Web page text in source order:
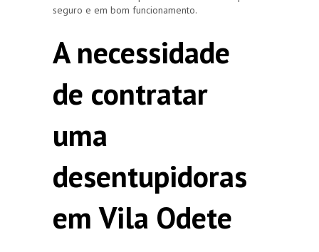
seguro e em bom funcionamento.
A necessidade
de contratar
uma
desentupidoras
em Vila Odete